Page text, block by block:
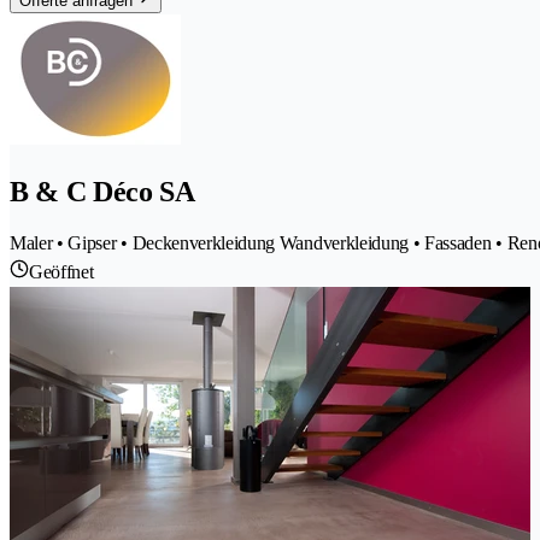
B & C Déco SA
Maler • Gipser • Deckenverkleidung Wandverkleidung • Fassaden •
Geöffnet